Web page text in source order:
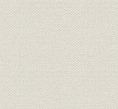
第2節 研究所の
第3節 研究所の
第4節 戦後の
1 材料